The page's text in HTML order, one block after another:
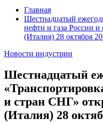
Главная
Шестнадцатый
нефти и газа России
(Италия) 28 октября
Новости индустрии
Шестнадцатый
и стран СНГ»
(Италия) 28